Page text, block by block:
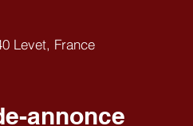
Levet, France
annonce